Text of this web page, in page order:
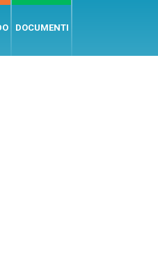
DOCUMENTI